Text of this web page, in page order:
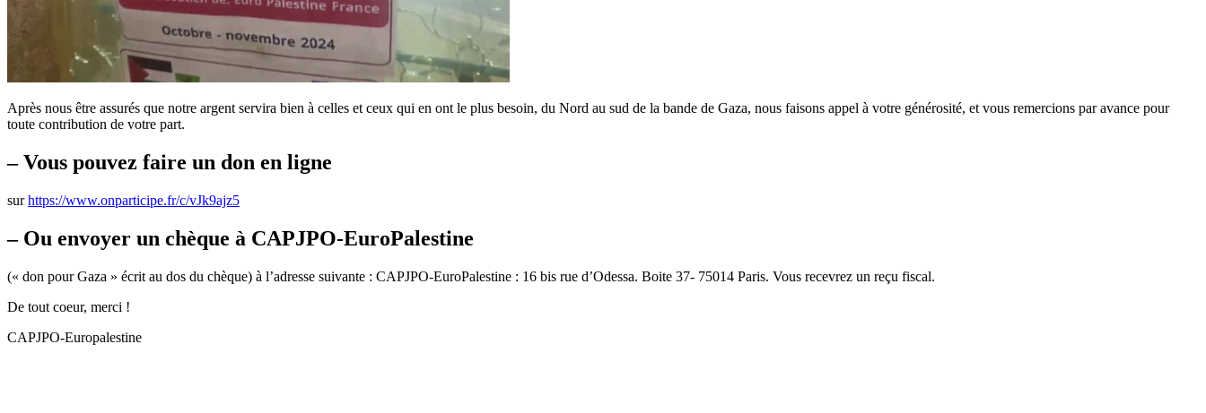
Après nous être assurés que notre argent servira bien à celles et ceux qui en ont le plus besoin, du Nord au sud de la bande de Gaza, nous faisons appel à votre générosité, et vous remercions par avance pour
toute contribution de votre part.
– Vous pouvez faire un don en ligne
surhttps://www.onparticipe.fr/c/vJk9ajz5
– Ou envoyer un chèque à CAPJPO-EuroPalestine
(« don pour Gaza » écrit au dos du chèque) à l’adresse suivante : CAPJPO-EuroPalestine : 16 bis rue d’Odessa. Boite 37- 75014 Paris. Vous recevrez un reçu fiscal.
De tout coeur, merci !
CAPJPO-Europalestine